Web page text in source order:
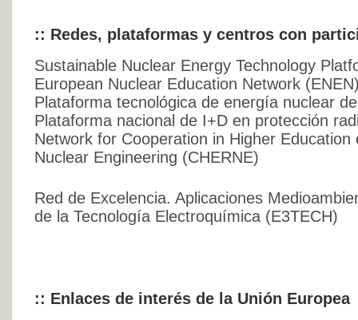
:: Redes, plataformas y centros con
Sustainable Nuclear Energy Technology
European Nuclear Education Network
Plataforma tecnológica de energía nuclear
Plataforma nacional de I+D en protección
Network for Cooperation in Higher Education
Nuclear Engineering (CHERNE)
Red de Excelencia. Aplicaciones
de la Tecnología Electroquímica (E3TECH)
:: Enlaces de interés de la Unión Europea